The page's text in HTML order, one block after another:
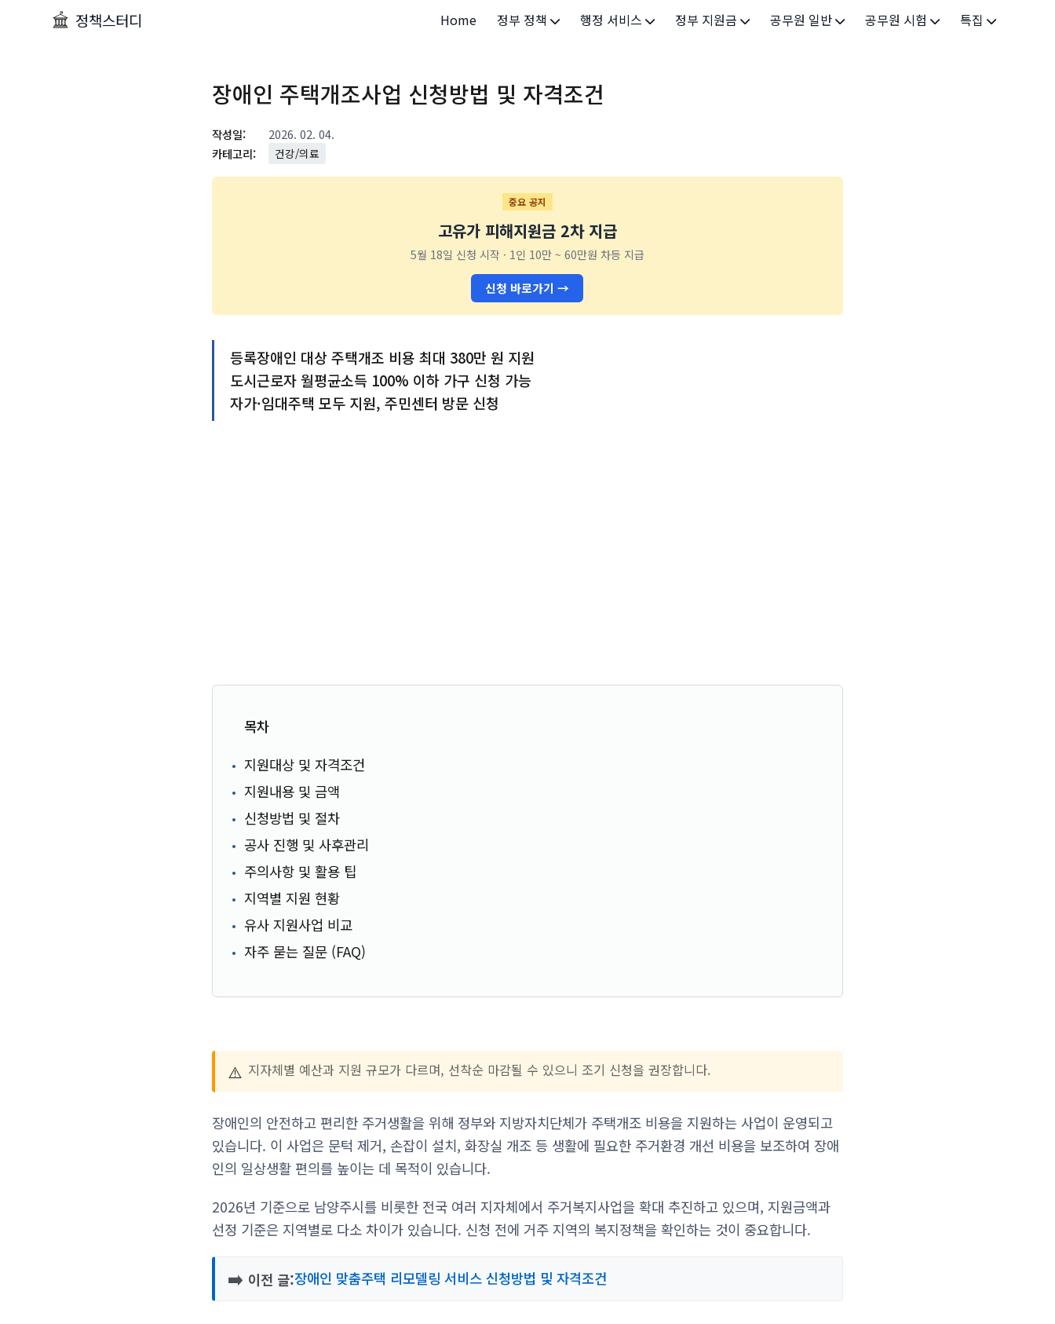
정책스터디 Home 정부 정책
정부 정책
행정 서비스
보조금24
세무/납부
기타 서비스
정부 지원금 공무원 일반 공무원 시험 특집
장애인 주택개조사업 신청방법 및 자격조건
작성일:
2026. 02. 04.
카테고리:
건강/의료
중요 공지
고유가 피해지원금 2차 지급
5월 18일 신청 시작 · 1인 10만 ~ 60만원 차등 지급
신청 바로가기 →
등록장애인 대상 주택개조 비용 최대 380만 원 지원
도시근로자 월평균소득 100% 이하 가구 신청 가능
자가·임대주택 모두 지원, 주민센터 방문 신청
목차
지원대상 및 자격조건
지원내용 및 금액
신청방법 및 절차
공사 진행 및 사후관리
주의사항 및 활용 팁
지역별 지원 현황
유사 지원사업 비교
자주 묻는 질문 (FAQ)
⚠️ 지자체별 예산과 지원 규모가 다르며, 선착순 마감될 수 있으니 조기 신청을 권장합니다.
장애인의 안전하고 편리한 주거생활을 위해 정부와 지방자치단체가 주택개조 비용을 지원하는 사업이 운영되고
있습니다. 이 사업은 문턱 제거, 손잡이 설치, 화장실 개조 등 생활에 필요한 주거환경 개선 비용을 보조하여 장애
인의 일상생활 편의를 높이는 데 목적이 있습니다.
2026년 기준으로 남양주시를 비롯한 전국 여러 지자체에서 주거복지사업을 확대 추진하고 있으며, 지원금액과
선정 기준은 지역별로 다소 차이가 있습니다. 신청 전에 거주 지역의 복지정책을 확인하는 것이 중요합니다.
➡️ 이전 글:장애인 맞춤주택 리모델링 서비스 신청방법 및 자격조건